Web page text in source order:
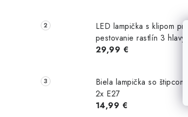
LED lampička s klipom pre
pestovanie rastlín 3 hlavy
29,99 €
Biela lampička so štipcom
2x E27
14,99 €